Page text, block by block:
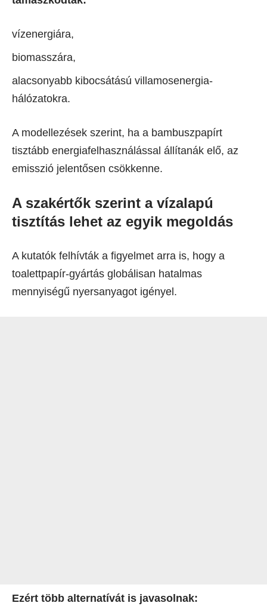
vízenergiára,
biomasszára,
alacsonyabb kibocsátású villamosenergia-
hálózatokra.
A modellezések szerint, ha a bambuszpapírt
tisztább energiafelhasználással állítanák elő, az
emisszió jelentősen csökkenne.
A szakértők szerint a vízalapú
tisztítás lehet az egyik megoldás
A kutatók felhívták a figyelmet arra is, hogy a
toalettpapír-gyártás globálisan hatalmas
mennyiségű nyersanyagot igényel.
Ezért több alternatívát is javasolnak: